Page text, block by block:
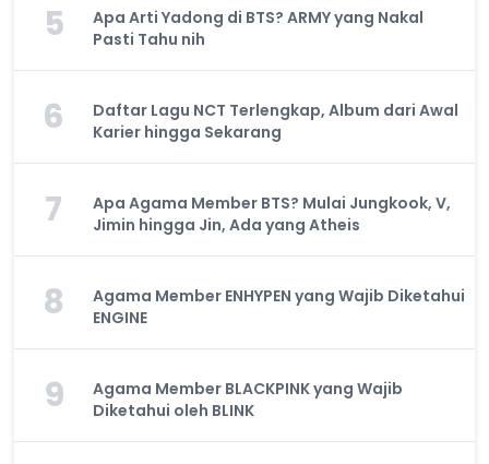
5
Apa Arti Yadong di BTS? ARMY yang Nakal
Pasti Tahu nih
6
Daftar Lagu NCT Terlengkap, Album dari Awal
Karier hingga Sekarang
7
Apa Agama Member BTS? Mulai Jungkook, V,
Jimin hingga Jin, Ada yang Atheis
8
Agama Member ENHYPEN yang Wajib Diketahui
ENGINE
9
Agama Member BLACKPINK yang Wajib
Diketahui oleh BLINK